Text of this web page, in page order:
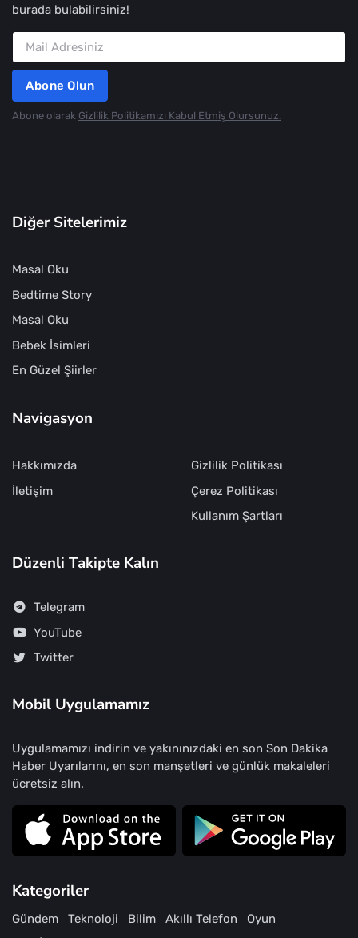
burada bulabilirsiniz!
Abone Olun
Abone olarak Gizlilik Politikamızı Kabul Etmiş Olursunuz.
Diğer Sitelerimiz
Masal Oku
Bedtime Story
Masal Oku
Bebek İsimleri
En Güzel Şiirler
Navigasyon
Hakkımızda
İletişim
Gizlilik Politikası
Çerez Politikası
Kullanım Şartları
Düzenli Takipte Kalın
Telegram
YouTube
Twitter
Mobil Uygulamamız
Uygulamamızı indirin ve yakınınızdaki en son Son Dakika
Haber Uyarılarını, en son manşetleri ve günlük makaleleri
ücretsiz alın.
Kategoriler
Gündem Teknoloji Bilim Akıllı Telefon
Oyun